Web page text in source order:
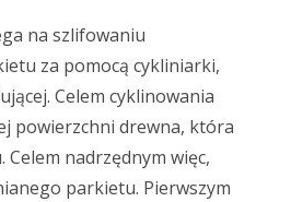
na szlifowaniu
za pomocą cykliniarki,
Celem cyklinowania
powierzchni drewna, która
Celem nadrzędnym więc,
parkietu. Pierwszym